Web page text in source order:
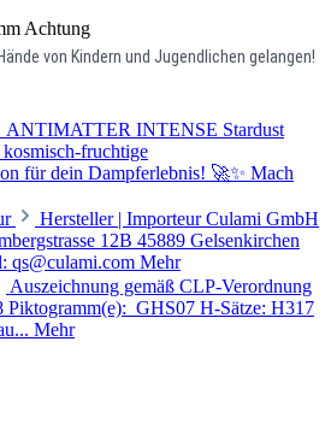
Achtung
von Kindern und Jugendlichen gelangen!
ANTIMATTER INTENSE Stardust
fruchtige
für dein Dampferlebnis! 🚀✨ Mach
Hersteller | Importeur Culami GmbH
12B 45889 Gelsenkirchen
qs@culami.com Mehr
Auszeichnung gemäß CLP-Verordnung
Piktogramm(e): GHS07 H-Sätze: H317
Mehr